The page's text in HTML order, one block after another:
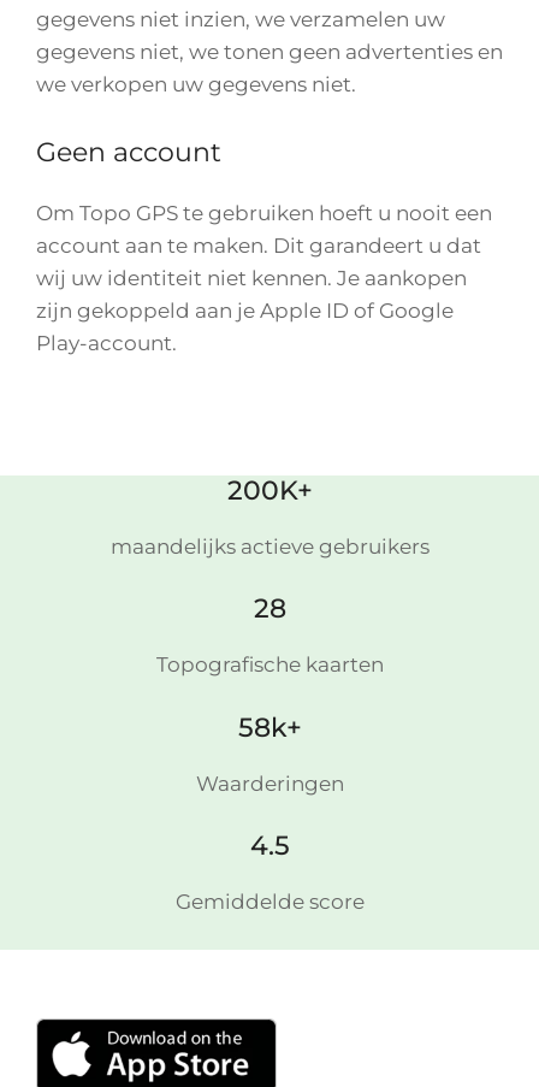
gegevens niet inzien, we verzamelen uw
gegevens niet, we tonen geen advertenties en
we verkopen uw gegevens niet.
Geen account
Om Topo GPS te gebruiken hoeft u nooit een
account aan te maken. Dit garandeert u dat
wij uw identiteit niet kennen. Je aankopen
zijn gekoppeld aan je Apple ID of Google
Play-account.
200K+
maandelijks actieve gebruikers
28
Topografische kaarten
58k+
Waarderingen
4.5
Gemiddelde score